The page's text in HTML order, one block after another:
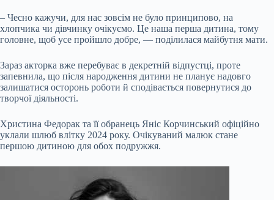
– Чесно кажучи, для нас зовсім не було принципово, на
хлопчика чи дівчинку очікуємо. Це наша перша дитина, тому
головне, щоб усе пройшло добре, — поділилася майбутня мати.
Зараз акторка вже перебуває в декретній відпустці, проте
запевнила, що після народження дитини не планує надовго
залишатися осторонь роботи й сподівається повернутися до
творчої діяльності.
Христина Федорак та її обранець Яніс Корчинський офіційно
уклали шлюб влітку 2024 року. Очікуваний малюк стане
першою дитиною для обох подружжя.